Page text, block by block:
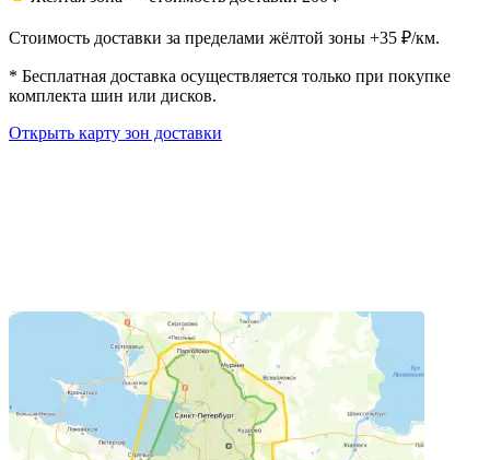
Стоимость доставки за пределами жёлтой зоны +35 ₽/км.
* Бесплатная доставка осуществляется только при покупке
комплекта шин или дисков.
Открыть карту зон доставки